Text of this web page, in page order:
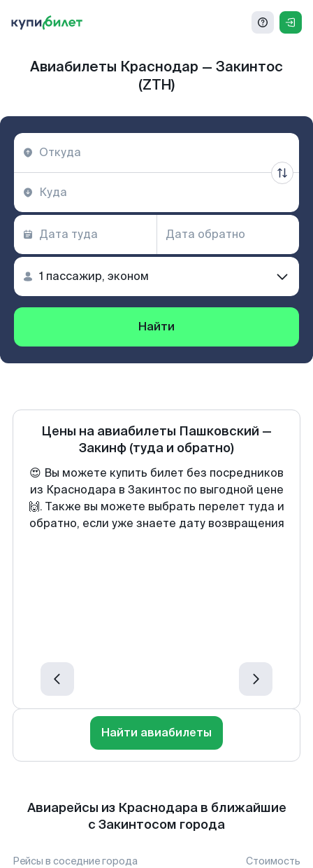
Авиабилеты Краснодар — Закинтос
(ZTH)
Найти
Цены на авиабилеты Пашковский —
Закинф (туда и обратно)
😍 Вы можете купить билет без посредников
из Краснодара в Закинтос по выгодной цене
🙌. Также вы можете выбрать перелет туда и
обратно, если уже знаете дату возвращения
Найти авиабилеты
Авиарейсы из Краснодара в ближайшие
с Закинтосом города
Рейсы в соседние города Стоимость